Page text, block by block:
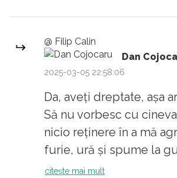
@ Filip Calin
Dan
2025-03-05 22:58:06
Da, aveți dreptate, așa
Să nu vorbesc cu
nicio reținere în a mă
furie, ură și spume la
care nu înțelege ideea
citește mai mult